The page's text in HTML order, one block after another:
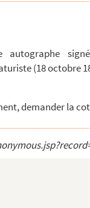
autographe
(18 octobre
demander la